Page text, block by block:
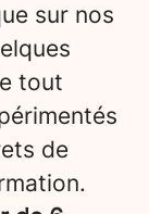
sur nos
tout
de